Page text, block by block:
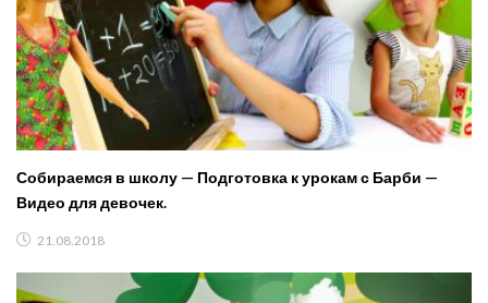
Собираемся в школу — Подготовка к урокам с Барби —
Видео для девочек.
21.08.2018